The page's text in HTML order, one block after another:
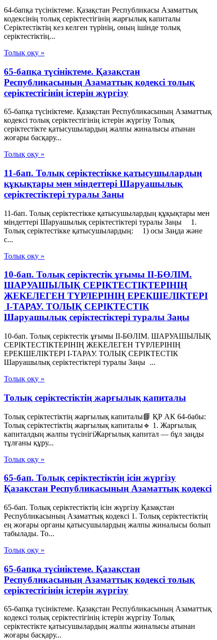
64-бапқа түсініктеме. Қазақстан Республикасы Азаматтық
кодексінің толық серіктестігінің жарғылық капиталы
Серіктестіктің кез келген түрінің, оның ішінде толық
серіктестіктің...
Толық оқу »
65-бапқа түсініктеме. Қазақстан
Республикасының Азаматтық кодексі толық
серіктестігінің істерін жүргізу
65-бапқа түсініктеме. Қазақстан Республикасының Азаматтық
кодексі толық серіктестігінің істерін жүргізу Толық
серіктестікте қатысушылардың жалпы жиналысы атынан
жоғары басқару...
Толық оқу »
11-бап. Толық серiктестiкке қатысушылардың
құқықтары мен мiндеттерi Шаруашылық
серіктестіктері туралы Заңы
11-бап. Толық серiктестiкке қатысушылардың құқықтары мен
мiндеттерi Шаруашылық серіктестіктері туралы Заңы 1.
Толық серiктестiкке қатысушылардың: 1) осы Заңда және
с...
Толық оқу »
10-бап. Толық серiктестiк ұғымы II-БӨЛIМ.
ШАРУАШЫЛЫҚ СЕРIКТЕСТIКТЕРIНIҢ
ЖЕКЕЛЕГЕН ТҮРЛЕРIНIҢ ЕРЕКШЕЛIКТЕРI
I-ТАРАУ. ТОЛЫҚ СЕРIКТЕСТIК
Шаруашылық серіктестіктері туралы Заңы
10-бап. Толық серiктестiк ұғымы II-БӨЛIМ. ШАРУАШЫЛЫҚ
СЕРIКТЕСТIКТЕРIНIҢ ЖЕКЕЛЕГЕН ТҮРЛЕРIНIҢ
ЕРЕКШЕЛIКТЕРI I-ТАРАУ. ТОЛЫҚ СЕРIКТЕСТIК
Шаруашылық серіктестіктері туралы Заңы ...
Толық оқу »
Толық серіктестіктің жарғылық капиталы
Толық серіктестіктің жарғылық капиталы📘 ҚР АК 64-бабы:
Толық серіктестіктің жарғылық капиталы🔹 1. Жарғылық
капиталдың жалпы түсінігіЖарғылық капитал — бұл заңды
тұлғаны құру...
Толық оқу »
65-бап. Толық серiктестiктiң iсiн жүргiзу
Қазақстан Республикасының Азаматтық кодексi
65-бап. Толық серiктестiктiң iсiн жүргiзу Қазақстан
Республикасының Азаматтық кодексi 1. Толық серiктестiктiң
ең жоғары органы қатысушылардың жалпы жиналысы болып
табылады. То...
Толық оқу »
65-бапқа түсініктеме. Қазақстан
Республикасының Азаматтық кодексі толық
серіктестігінің істерін жүргізу
65-бапқа түсініктеме. Қазақстан Республикасының Азаматтық
кодексі толық серіктестігінің істерін жүргізу Толық
серіктестікте қатысушылардың жалпы жиналысы атынан
жоғары басқару...